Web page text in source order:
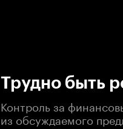
Трудно быть
Контроль за
из обсуждаемого